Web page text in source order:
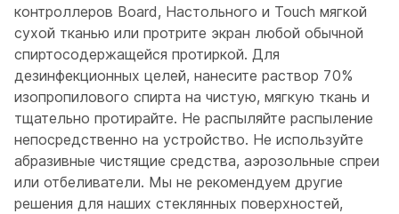
контроллеров Board, Настольного и Touch мягкой
сухой тканью или протрите экран любой обычной
спиртосодержащейся протиркой. Для
дезинфекционных целей, нанесите раствор 70%
изопропилового спирта на чистую, мягкую ткань и
тщательно протирайте. Не распыляйте распыление
непосредственно на устройство. Не используйте
абразивные чистящие средства, аэрозольные спреи
или отбеливатели. Мы не рекомендуем другие
решения для наших стеклянных поверхностей,